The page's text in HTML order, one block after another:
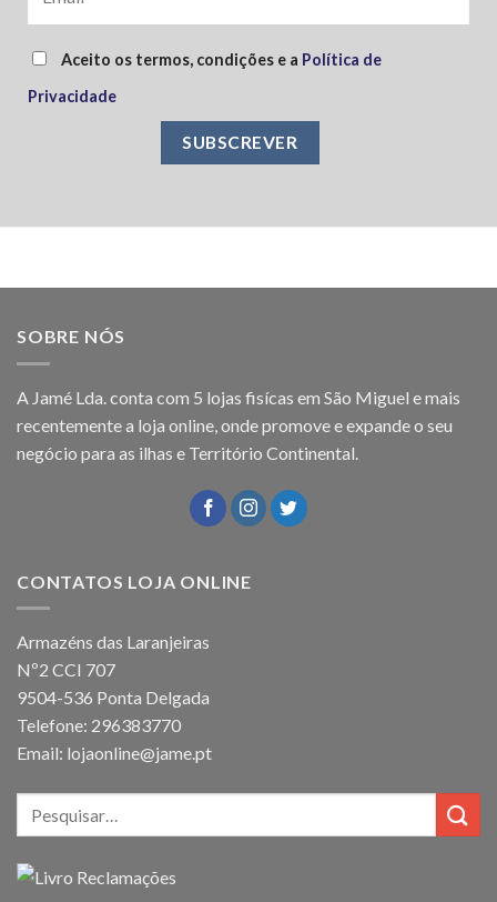
Aceito os termos, condições e a Política de
Privacidade
SOBRE NÓS
A Jamé Lda. conta com 5 lojas fisícas em São Miguel e mais
recentemente a loja online, onde promove e expande o seu
negócio para as ilhas e Território Continental.
CONTATOS LOJA ONLINE
Armazéns das Laranjeiras
Nº2 CCI 707
9504-536 Ponta Delgada
Telefone: 296383770
Email: lojaonline@jame.pt